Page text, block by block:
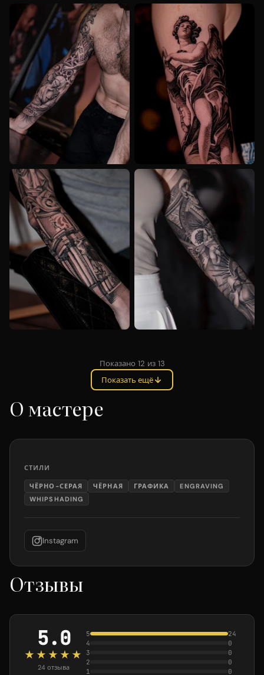
REALISM
BLACK_AND_GREY
REALISM
BLACK_AND_GREY
Показано 12 из 13
Показать ещё
О мастере
СТИЛИ
ЧЁРНО-СЕРАЯ ЧЁРНАЯ ГРАФИКА
ENGRAVING
WHIPSHADING
Instagram
Отзывы
5.0
★★★★★
24 отзыва
5
24
4
0
3
0
2
0
1
0